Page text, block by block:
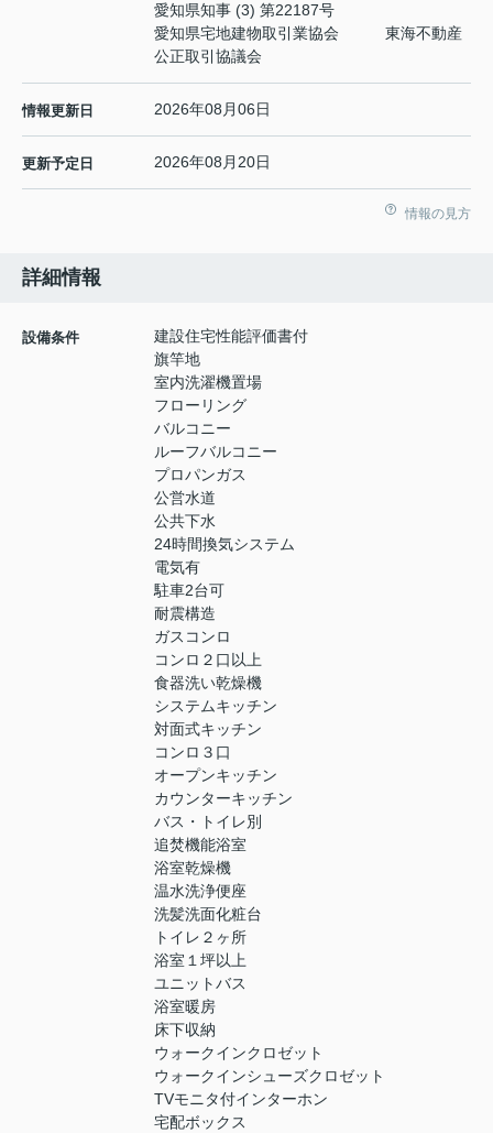
愛知県知事 (3) 第22187号
愛知県宅地建物取引業協会 東海不動産
公正取引協議会
情報更新日 2026年08月06日
更新予定日 2026年08月20日
情報の見方
詳細情報
設備条件
建設住宅性能評価書付
旗竿地
室内洗濯機置場
フローリング
バルコニー
ルーフバルコニー
プロパンガス
公営水道
公共下水
24時間換気システム
電気有
駐車2台可
耐震構造
ガスコンロ
コンロ２口以上
食器洗い乾燥機
システムキッチン
対面式キッチン
コンロ３口
オープンキッチン
カウンターキッチン
バス・トイレ別
追焚機能浴室
浴室乾燥機
温水洗浄便座
洗髪洗面化粧台
トイレ２ヶ所
浴室１坪以上
ユニットバス
浴室暖房
床下収納
ウォークインクロゼット
ウォークインシューズクロゼット
TVモニタ付インターホン
宅配ボックス